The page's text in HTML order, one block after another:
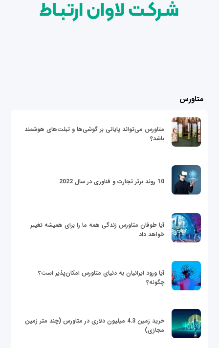
متاورس
متاورس می‌تواند پایانی بر گوشی‌ها و تبلت‌های هوشمند
باشد؟
10 روند برتر تجارت و فناوری در سال 2022
آیا طوفان متاورس زندگی همه ما را برای همیشه تغییر
خواهد داد
آیا ورود ایرانیان به دنیای متاورس امکان‌پذیر است؟
چگونه؟
خرید زمین 4.3 میلیون دلاری در متاورس (چند متر زمین
مجازی)